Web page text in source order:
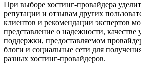
При выборе хостинг-провайдера
репутации и отзывам других
клиентов и рекомендации экспертов
представление о надежности, качестве
поддержки, предоставляемом
блоги и социальные сети для
разных хостинг-провайдеров.